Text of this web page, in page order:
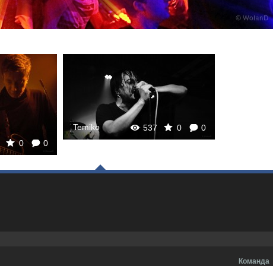
0 0
537 0 0
Temiko
Команда